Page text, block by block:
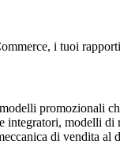
i tuoi
promozionali
modelli
di vendita al